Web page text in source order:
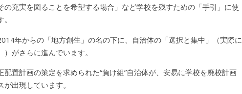
の充実を図ることを希望する場合」など学校を残すための「手引」に使
年からの「地方創生」の名の下に、自治体の「選択と集中」（実際に
がさらに進んでいます。
配置計画の策定を求められた“負け組”自治体が、安易に学校を廃校計画
出現しています。